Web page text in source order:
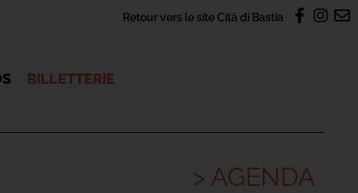
Retour vers le site Cità di Bastia
BILLETTERIE
> AGENDA